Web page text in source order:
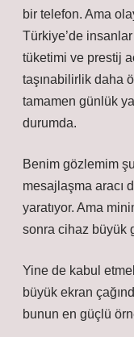
bir telefon. Ama
Türkiye’de
tüketimi ve prestij
taşınabilirlik daha
tamamen günlük
durumda.
Benim gözlemim
mesajlaşma aracı
yaratıyor. Ama
sonra cihaz büyük
Yine de kabul
büyük ekran
bunun en güçlü